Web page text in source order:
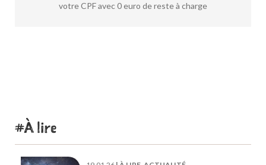
votre CPF avec 0 euro de reste à charge
À lire